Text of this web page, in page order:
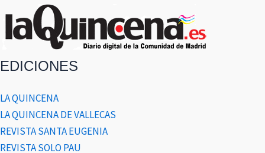
EDICIONES
LA QUINCENA
LA QUINCENA DE VALLECAS
REVISTA SANTA EUGENIA
REVISTA SOLO PAU